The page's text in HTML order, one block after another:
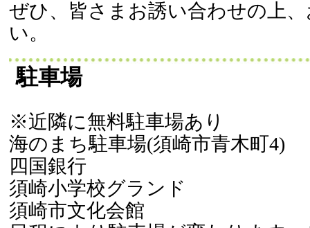
ぜひ、皆さまお誘い合わせの上
い。
駐車場
※近隣に無料駐車場あり
海のまち駐車場(須崎市青木町4)
四国銀行
須崎小学校グランド
須崎市文化会館